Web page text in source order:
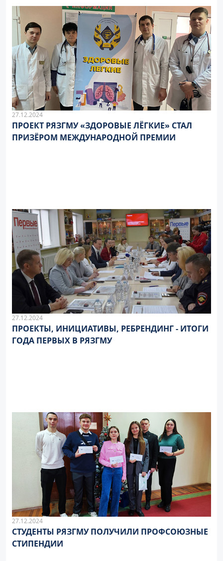
27.12.2024
ПРОЕКТ РЯЗГМУ «ЗДОРОВЫЕ ЛЁГКИЕ» СТАЛ
ПРИЗЁРОМ МЕЖДУНАРОДНОЙ ПРЕМИИ
27.12.2024
ПРОЕКТЫ, ИНИЦИАТИВЫ, РЕБРЕНДИНГ - ИТОГИ
ГОДА ПЕРВЫХ В РЯЗГМУ
27.12.2024
СТУДЕНТЫ РЯЗГМУ ПОЛУЧИЛИ ПРОФСОЮЗНЫЕ
СТИПЕНДИИ